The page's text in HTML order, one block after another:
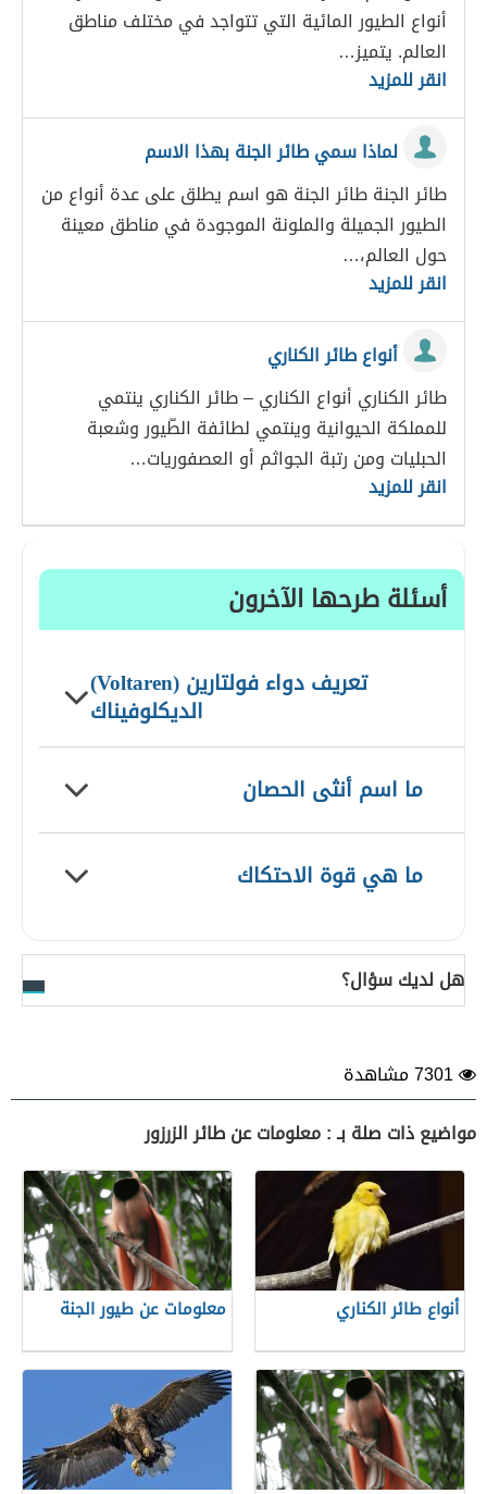
أنواع الطيور المائية التي تتواجد في مختلف مناطق
العالم. يتميز…
انقر للمزيد
لماذا سمي طائر الجنة بهذا الاسم
طائر الجنة طائر الجنة هو اسم يطلق على عدة أنواع من
الطيور الجميلة والملونة الموجودة في مناطق معينة
حول العالم،…
انقر للمزيد
أنواع طائر الكناري
طائر الكناري أنواع الكناري – طائر الكناري ينتمي
للمملكة الحيوانية وينتمي لطائفة الطّيور وشعبة
الحبليات ومن رتبة الجواثم أو العصفوريات…
انقر للمزيد
أسئلة طرحها الآخرون
تعريف دواء فولتارين (Voltaren)
الديكلوفيناك
ما اسم أنثى الحصان
ما هي قوة الاحتكاك
هل لديك سؤال؟
مواضيع ذات صلة بـ : معلومات عن طائر الزرزور
أنواع طائر الكناري معلومات عن طيور الجنة